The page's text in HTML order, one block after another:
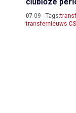
07-09 - Tags:
transfernieuws